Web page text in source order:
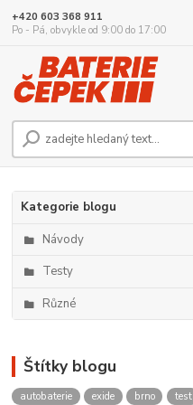
+420 603 368 911
Po - Pá, obvykle od 9:00 do 17:00
Kategorie blogu
Návody
Testy
Různé
Štítky blogu
autobaterie exide brno test